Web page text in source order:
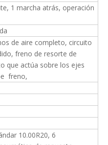
1 marcha atrás, operación
de aire completo, circuito
freno de resorte de
que actúa sobre los ejes
freno,
10.00R20, 6